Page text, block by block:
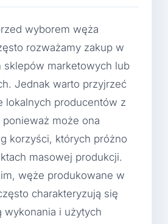
wyborem węża
rozważamy zakup w
sklepów marketowych lub
Jednak warto przyjrzeć
lokalnych producentów z
może ona
korzyści, których próżno
masowej produkcji.
węże produkowane w
charakteryzują się
wykonania i użytych